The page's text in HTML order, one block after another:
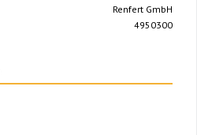
Renfert GmbH
4950300